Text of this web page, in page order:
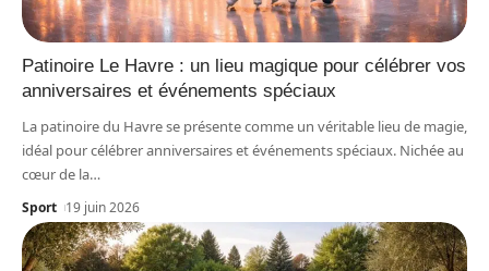
Patinoire Le Havre : un lieu magique pour célébrer vos
anniversaires et événements spéciaux
La patinoire du Havre se présente comme un véritable lieu de magie,
idéal pour célébrer anniversaires et événements spéciaux. Nichée au
cœur de la…
Sport 19 juin 2026